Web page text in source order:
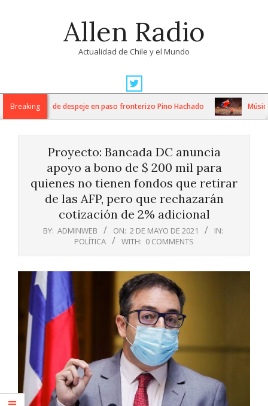
Allen Radio
Actualidad de Chile y el Mundo
Navigation
MenuBreaking
trabajos de despeje en paso fronterizo Pino Hachado Música:
Proyecto: Bancada DC anuncia
apoyo a bono de $ 200 mil para
quienes no tienen fondos que retirar
de las AFP, pero que rechazarán
cotización de 2% adicional
BY: ADMINWEB ON: 2 DE MAYO DE 2021
IN:
POLÍTICA
WITH: 0 COMMENTS